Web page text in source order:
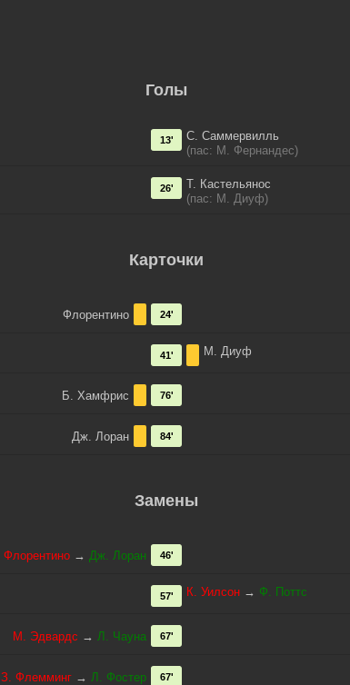
Голы
С. Саммервилль
(пас: М. Фернандес)
13'
Т. Кастельянос
(пас: М. Диуф)
26'
Карточки
Флорентино 24'
М. Диуф
41'
Б. Хамфрис 76'
Дж. Лоран 84'
Замены
Флорентино → Дж. Лоран 46'
К. Уилсон → Ф. Поттс
57'
М. Эдвардс → Л. Чауна 67'
З. Флемминг → Л. Фостер 67'